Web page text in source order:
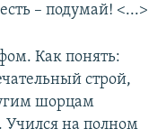
– подумай! <...>
Как понять:
строй,
шорцам
Учился на полном